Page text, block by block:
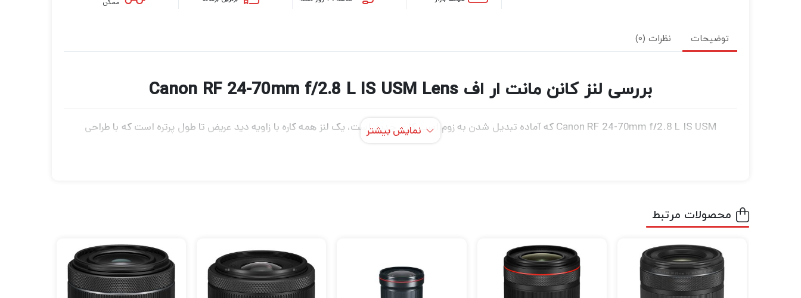
ممکن
توضیحات نظرات (0)
بررسی لنز کانن مانت ار اف Canon RF 24-70mm f/2.8 L IS USM Lens
Canon RF 24-70mm f/2.8 L IS USM که آماده تبدیل شدن به زوم اسب کاری جدید است، یک لنز همه کاره با زاویه دید عریض تا طول پرتره است که با طراحی
سیستم فوکوس Nano USM که دارایی‌های نوری متمایز را متعادل می‌کند، عملکرد فوکوس خودکار سریع و تقریباً بی‌صدا را با لغو فوکوس دستی تمام وقت ارائه
می‌کند. یک تثبیت کننده تصویر همچنین تا پنج مرحله لرزش دوربین را جبران می کند تا در شرایط نوری دشوار عکس های دستی واضح تری ایجاد کند. یک حلقه
کنترل منحصر به فرد نیز برای کنترل بصری تنظیمات نوردهی از خود لنز در طراحی لنز ادغام شده است. علاوه بر این، این 24-70 میلی‌متر در برابر آب و هوا آب‌بندی
نمایش بیشتر
محصولات مرتبط